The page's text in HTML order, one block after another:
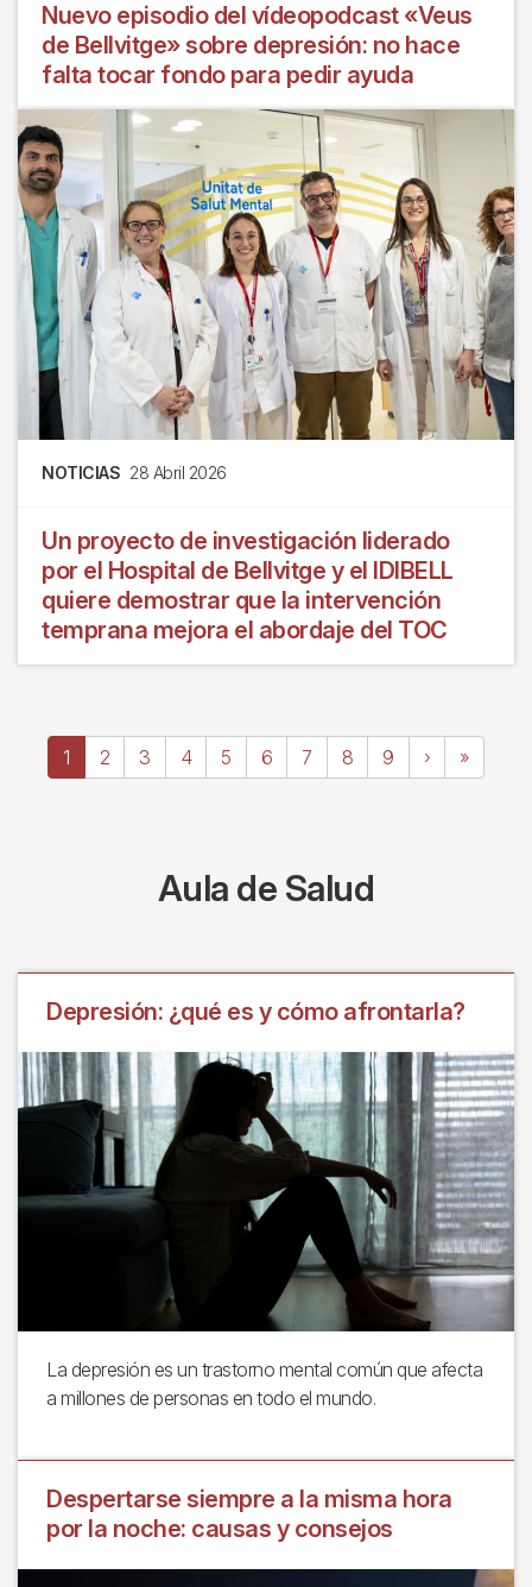
Nuevo episodio del vídeopodcast «Veus
de Bellvitge» sobre depresión: no hace
falta tocar fondo para pedir ayuda
NOTICIAS 28 Abril 2026
Un proyecto de investigación liderado
por el Hospital de Bellvitge y el IDIBELL
quiere demostrar que la intervención
temprana mejora el abordaje del TOC
Paginación
Página
actual
1 Page
2 Page
3 Page
4 Page
5 Page
6 Page
7 Page
8 Page
9
Siguiente
página
›
Última
página
»
Aula de Salud
Depresión: ¿qué es y cómo afrontarla?
La depresión es un trastorno mental común que afecta
a millones de personas en todo el mundo.
Despertarse siempre a la misma hora
por la noche: causas y consejos